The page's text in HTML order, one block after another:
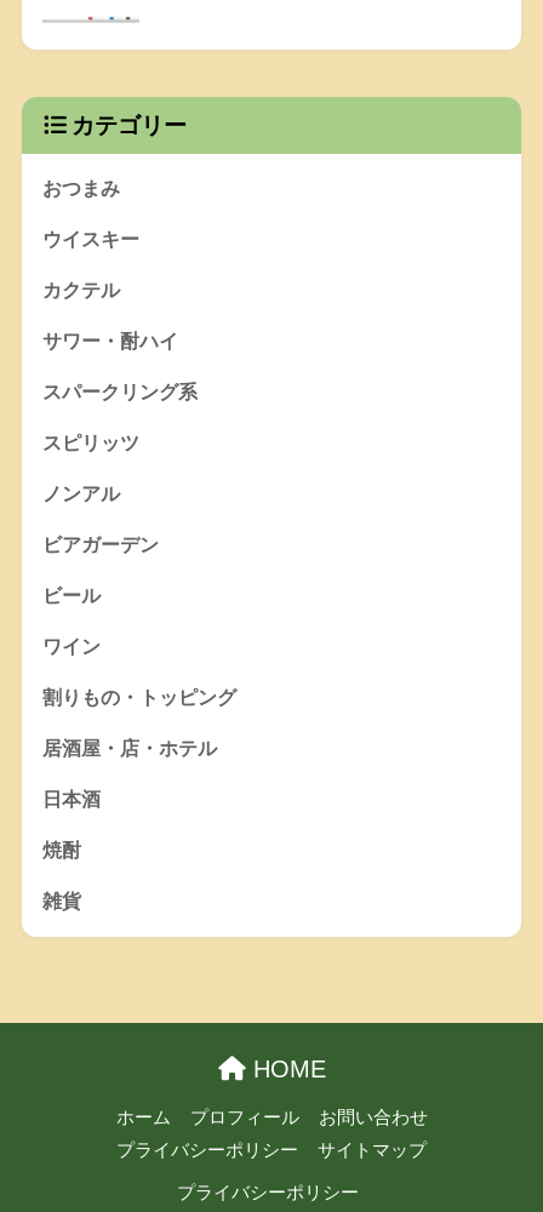
カテゴリー
おつまみ
ウイスキー
カクテル
サワー・酎ハイ
スパークリング系
スピリッツ
ノンアル
ビアガーデン
ビール
ワイン
割りもの・トッピング
居酒屋・店・ホテル
日本酒
焼酎
雑貨
HOME
ホーム プロフィール
お問い合わせ
プライバシーポリシー
サイトマップ
プライバシーポリシー